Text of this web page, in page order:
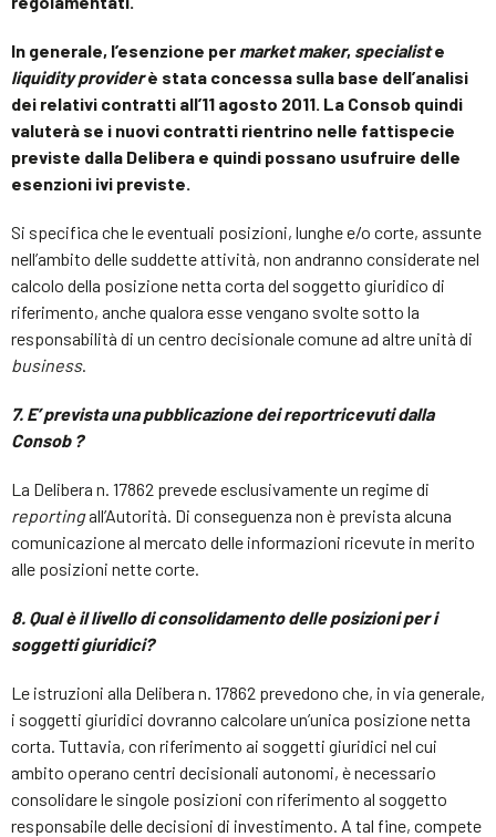
In generale, l’esenzione per market maker, specialiste
liquidity providerè stata concessa sulla base dell’analisi
dei relativi contratti all’11 agosto 2011. La Consob quindi
valuterà se i nuovi contratti rientrino nelle fattispecie
previste dalla Delibera e quindi possano usufruire delle
esenzioni ivi previste.
Si specifica che le eventuali posizioni, lunghe e/o corte, assunte
nell’ambito delle suddette attività, non andranno considerate nel
calcolo della posizione netta corta del soggetto giuridico di
riferimento, anche qualora esse vengano svolte sotto la
responsabilità di un centro decisionale comune ad altre unità di
business.
7. E’ prevista una pubblicazione deireportricevuti dalla
Consob ?
La Delibera n. 17862 prevede esclusivamente un regime di
reportingall’Autorità. Di conseguenza non è prevista alcuna
comunicazione al mercato delle informazioni ricevute in merito
alle posizioni nette corte.
8. Qual è il livello di consolidamento delle posizioni per i
soggetti giuridici?
Le istruzioni alla Delibera n. 17862 prevedono che, in via generale,
i soggetti giuridici dovranno calcolare un’unica posizione netta
corta. Tuttavia, con riferimento ai soggetti giuridici nel cui
ambito operano centri decisionali autonomi, è necessario
consolidare le singole posizioni con riferimento al soggetto
responsabile delle decisioni di investimento. A tal fine, compete